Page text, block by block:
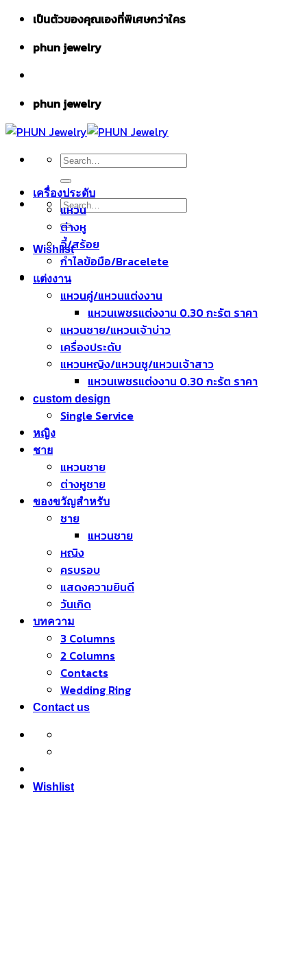
Skip
content
เป็นตัวของคุณเองที่พิเศษกว่าใคร
phun jewelry
phun jewelry
Search
for:
Search
for:
Wishlist
เครื่องประดับ
แหวน
ต่างหู
จี้/สร้อย
กำไลข้อมือ/Bracelete
แต่งงาน
แหวนคู่/แหวนแต่งงาน
แหวนเพชรแต่งงาน 0.30 กะรัต ราคา
แหวนชาย/แหวนเจ้าบ่าว
เครื่องประดับ
แหวนหญิง/แหวนชู/แหวนเจ้าสาว
แหวนเพชรแต่งงาน 0.30 กะรัต ราคา
custom design
Single Service
หญิง
ชาย
แหวนชาย
ต่างหูชาย
ของขวัญสำหรับ
ชาย
แหวนชาย
หญิง
ครบรอบ
แสดงความยินดี
วันเกิด
บทความ
3 Columns
2 Columns
Contacts
Wedding Ring
Contact us
Wishlist